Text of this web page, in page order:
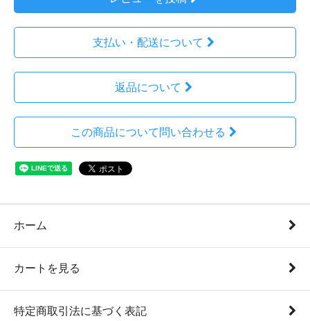
支払い・配送について
返品について
この商品について問い合わせる
ホーム
カートを見る
特定商取引法に基づく表記